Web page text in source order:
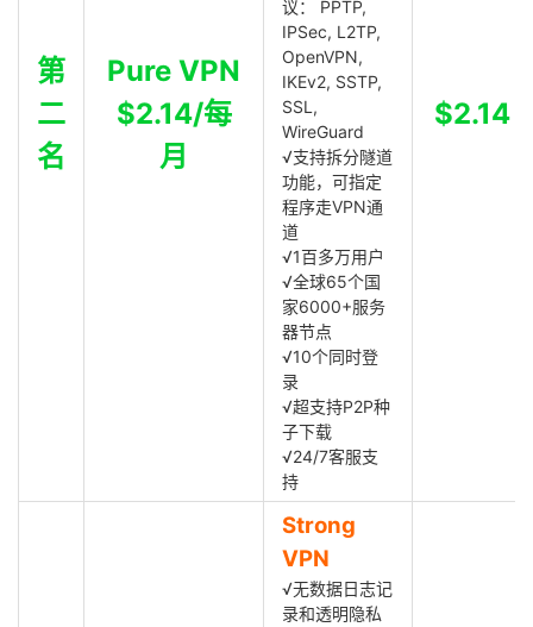
第
二
名
Pure VPN
$2.14/每
月
议： PPTP,
IPSec, L2TP,
OpenVPN,
IKEv2, SSTP,
SSL,
WireGuard
√支持拆分隧道
功能，可指定
程序走VPN通
道
√1百多万用户
√全球65个国
家6000+服务
器节点
√10个同时登
录
√超支持P2P种
子下载
√24/7客服支
持
$2.14
Strong
VPN
√无数据日志记
录和透明隐私